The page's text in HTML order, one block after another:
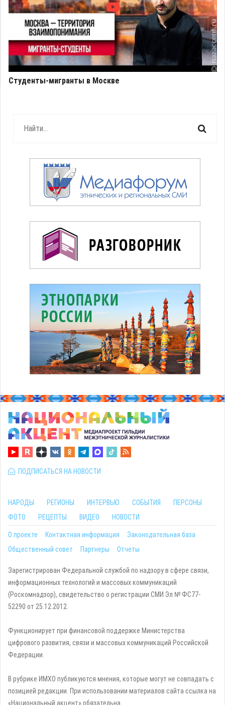
Студенты-мигранты в Москве
ПОДПИСАТЬСЯ НА НОВОСТИ
НАРОДЫ РЕГИОНЫ ИНТЕРВЬЮ СОБЫТИЯ
ПЕРСОНЫ
ФОТО
РЕЦЕПТЫ ВИДЕО НОВОСТИ
О проекте Контактная информация
Законодательная база
Общественный совет
Партнеры Отчеты
Зарегистрирован Федеральной службой по надзору в сфере связи,
информационных технологий и массовых коммуникаций
(Роскомнадзор), свидетельство о регистрации СМИ Эл № ФС77-
52290 от 25.12.2012.
Функционирует при финансовой поддержке Министерства
цифрового развития, связи и массовых коммуникаций Российской
Федерации.
В рубрике ИМХО публикуются мнения, которые могут не совпадать с
позицией редакции. При использовании материалов сайта ссылка на
«Национальный акцент» обязательна.